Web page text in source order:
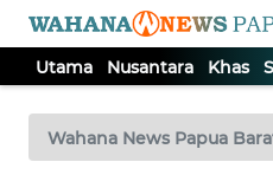
Utama Nusantara Khas
Wahana News Papua
TV
Tutup